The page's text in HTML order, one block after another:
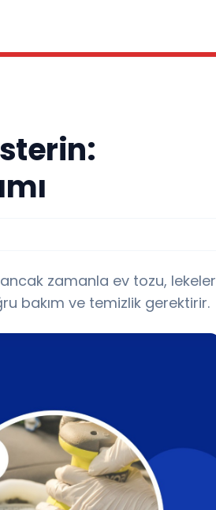
zamanla ev tozu, lekeler
bakım ve temizlik gerektirir.